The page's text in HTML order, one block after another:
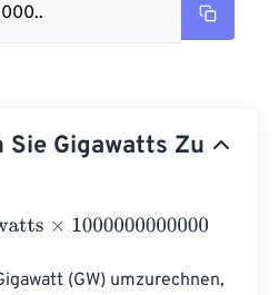
Sie Gigawatts Zu
1000000000000
(GW) umzurechnen,